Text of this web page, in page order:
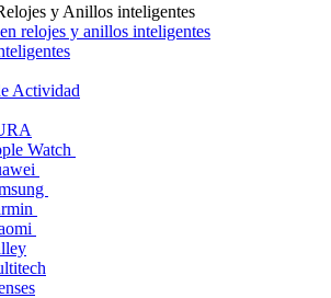
y Anillos inteligentes
relojes y anillos inteligentes
Actividad
Watch